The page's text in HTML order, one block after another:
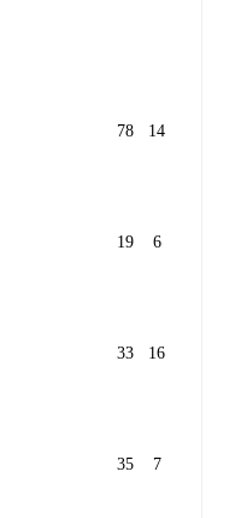
78 14
19 6
33 16
35 7